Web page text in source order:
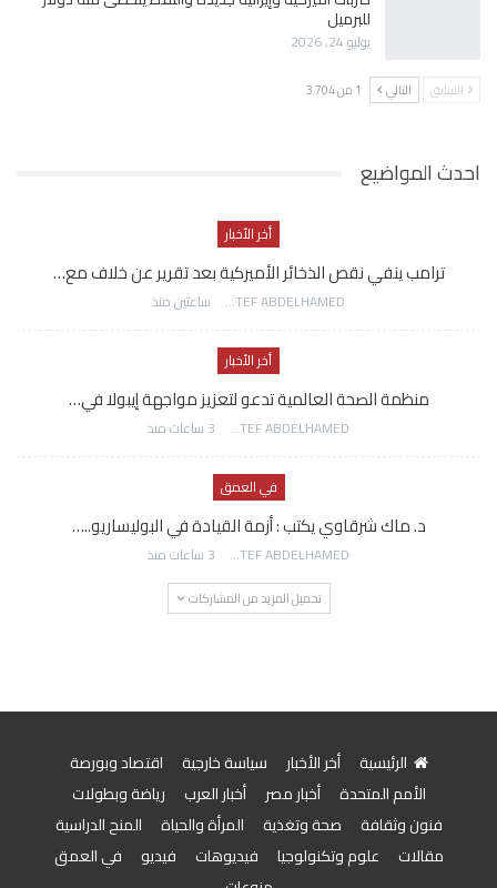
للبرميل
يوليو 24, 2026
السابق التالي 1 من 3٬704
احدث المواضيع
أخر الأخبار
ترامب ينفي نقص الذخائر الأميركية بعد تقرير عن خلاف مع…
AWATEF ABDELHAMED ساعتين منذ
أخر الأخبار
منظمة الصحة العالمية تدعو لتعزيز مواجهة إيبولا في…
AWATEF ABDELHAMED 3 ساعات منذ
في العمق
د. ماك شرقاوي يكتب : أزمة القيادة في البوليساريو..…
AWATEF ABDELHAMED 3 ساعات منذ
تحميل المزيد من المشاركات
الرئيسية أخر الأخبار سياسة خارجية
اقتصاد وبورصة
الأمم المتحدة
أخبار مصر أخبار العرب
رياضة وبطولات
فنون وثقافة
صحة وتغذية المرأة والحياة
المنح الدراسية
مقالات
علوم وتكنولوجيا فيديوهات فيديو
في العمق